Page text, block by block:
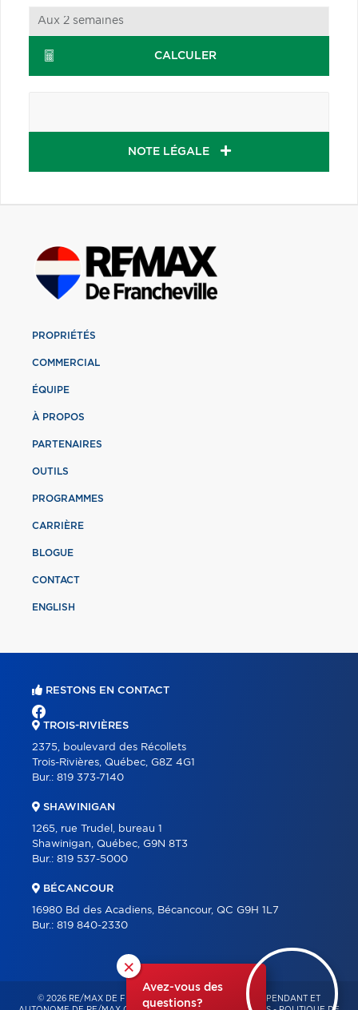
CALCULER
NOTE LÉGALE
×
Avez-vous des
questions?
PROPRIÉTÉS
COMMERCIAL
ÉQUIPE
À PROPOS
PARTENAIRES
OUTILS
PROGRAMMES
CARRIÈRE
BLOGUE
CONTACT
ENGLISH
RESTONS EN CONTACT
TROIS-RIVIÈRES
2375, boulevard des Récollets
Trois-Rivières, Québec, G8Z 4G1
Bur.: 819 373-7140
SHAWINIGAN
1265, rue Trudel, bureau 1
Shawinigan, Québec, G9N 8T3
Bur.: 819 537-5000
BÉCANCOUR
16980 Bd des Acadiens, Bécancour, QC G9H 1L7
Bur.: 819 840-2330
© 2026 RE/MAX DE FRANCHEVILLE – FRANCHISÉ INDÉPENDANT ET